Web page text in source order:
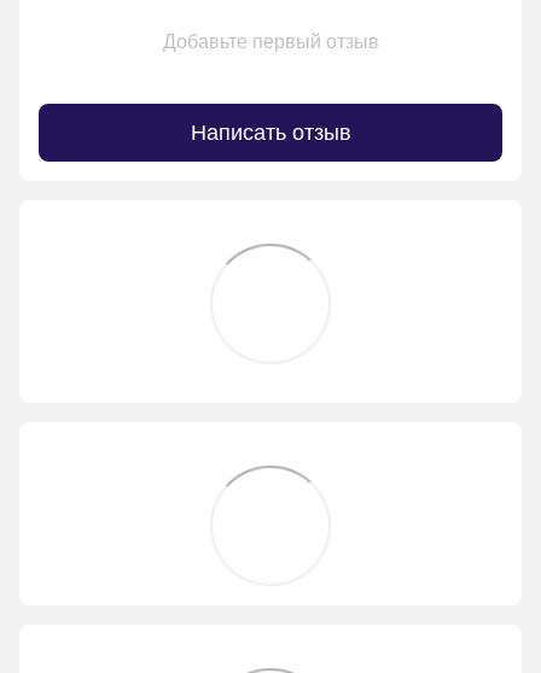
Добавьте первый отзыв
Написать отзыв